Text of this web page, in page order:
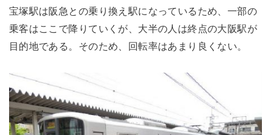
宝塚駅は阪急との乗り換え駅になっているため、一部の
乗客はここで降りていくが、大半の人は終点の大阪駅が
目的地である。そのため、回転率はあまり良くない。